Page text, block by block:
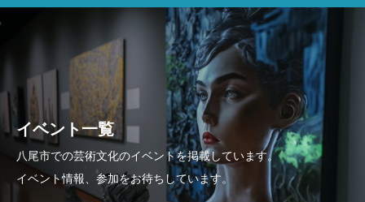
イベント一覧
八尾市での芸術文化のイベントを掲載しています。
イベント情報、参加をお待ちしています。